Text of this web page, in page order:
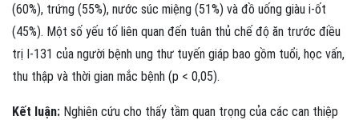
(60%), trứng (55%), nước súc miệng (51%) và đồ uống giàu i-ốt
(45%). Một số yếu tố liên quan đến tuân thủ chế độ ăn trước điều
trị I-131 của người bệnh ung thư tuyến giáp bao gồm tuổi, học vấn,
thu thập và thời gian mắc bệnh (p < 0,05).
Kết luận: Nghiên cứu cho thấy tầm quan trọng của các can thiệp